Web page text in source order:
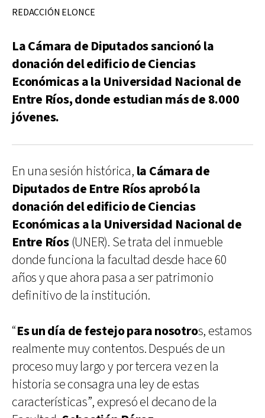
REDACCIÓN ELONCE
La Cámara de Diputados sancionó la
donación del edificio de Ciencias
Económicas a la Universidad Nacional de
Entre Ríos, donde estudian más de 8.000
jóvenes.
En una sesión histórica, la Cámara de
Diputados de Entre Ríos aprobó la
donación del edificio de Ciencias
Económicas a la Universidad Nacional de
Entre Ríos(UNER). Se trata del inmueble
donde funciona la facultad desde hace 60
años y que ahora pasa a ser patrimonio
definitivo de la institución.
“Es un día de festejo para nosotros, estamos
realmente muy contentos. Después de un
proceso muy largo y por tercera vez en la
historia se consagra una ley de estas
características”, expresó el decano de la